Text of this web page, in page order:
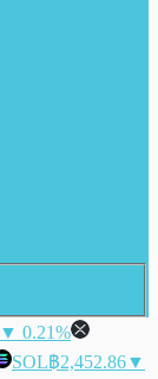
▼ 0.21%
SOL฿2,452.86▼